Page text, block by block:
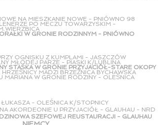
NA MIESZKANIE NOWE - PNIÓWNO 98
PO MECZU TOWARZYSKIM -
W GRONIE RODZINNYM - PNIÓWNO
OGNISKU Z KUMPLAMI - JASZCZÓW
MŁODEJ PARZE - PIASKI K/LUBLINA
STAŚKA W GRONIE PRZYJACIÓŁ-STARE OKOPY
MADZI BRZEŻNICA BYCHAWSKA
MARIANA W GRONIE RODZINY - OLEŚNICA
- OLEŚNICA K/STOPNICY
AKORDEONIE U PRZYJACIÓŁ - GLAUHAU - NRD
SZEFOWEJ REUSTAURACJI - GLAUHAU